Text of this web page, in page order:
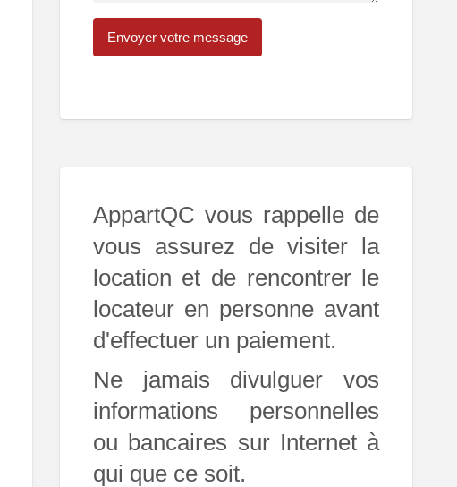
AppartQC vous rappelle de
vous assurez de visiter la
location et de rencontrer le
locateur en personne avant
d'effectuer un paiement.
Ne jamais divulguer vos
informations personnelles
ou bancaires sur Internet à
qui que ce soit.